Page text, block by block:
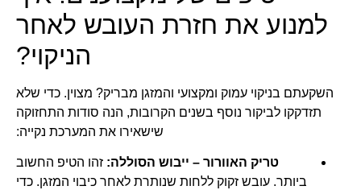
למנוע את חזרת העובש לאחר
הניקוי?
השקעתם בניקוי עמוק ומקצועי והמזגן מבריק? מצוין. כדי שלא
תזדקקו לביקור נוסף בשנים הקרובות, הנה סודות התחזוקה
שישאירו את המערכת נקייה:
טריק האוורור – ייבוש הסוללה: זהו הטיפ החשוב
ביותר. עובש זקוק ללחות שנותרת לאחר כיבוי המזגן. כדי